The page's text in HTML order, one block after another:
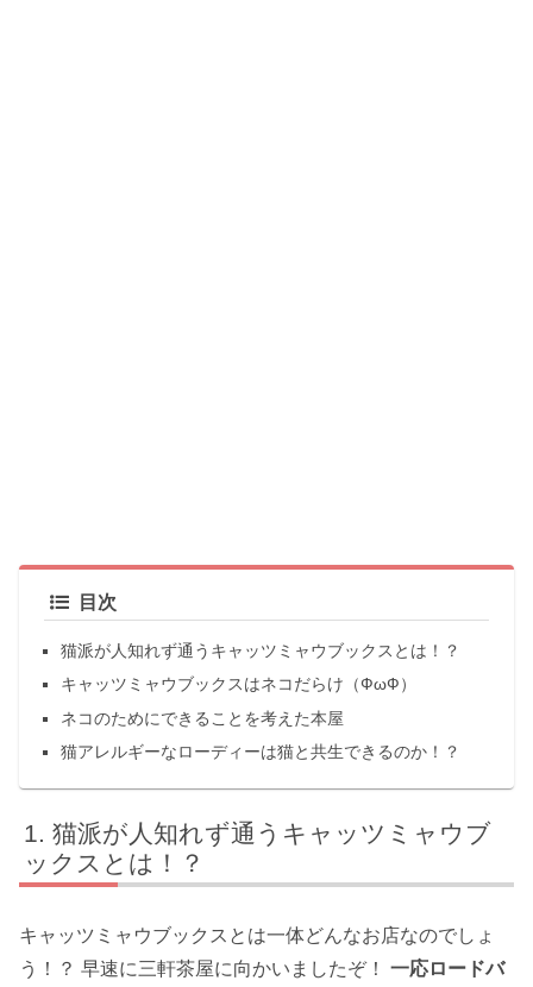
目次
猫派が人知れず通うキャッツミャウブックスとは！？
キャッツミャウブックスはネコだらけ（ФωФ）
ネコのためにできることを考えた本屋
猫アレルギーなローディーは猫と共生できるのか！？
猫派が人知れず通うキャッツミャウブ
ックスとは！？
キャッツミャウブックスとは一体どんなお店なのでしょ
う！？ 早速に三軒茶屋に向かいましたぞ！ 一応ロードバ